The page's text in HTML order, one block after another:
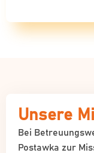
Unsere
Bei
Postawka zur